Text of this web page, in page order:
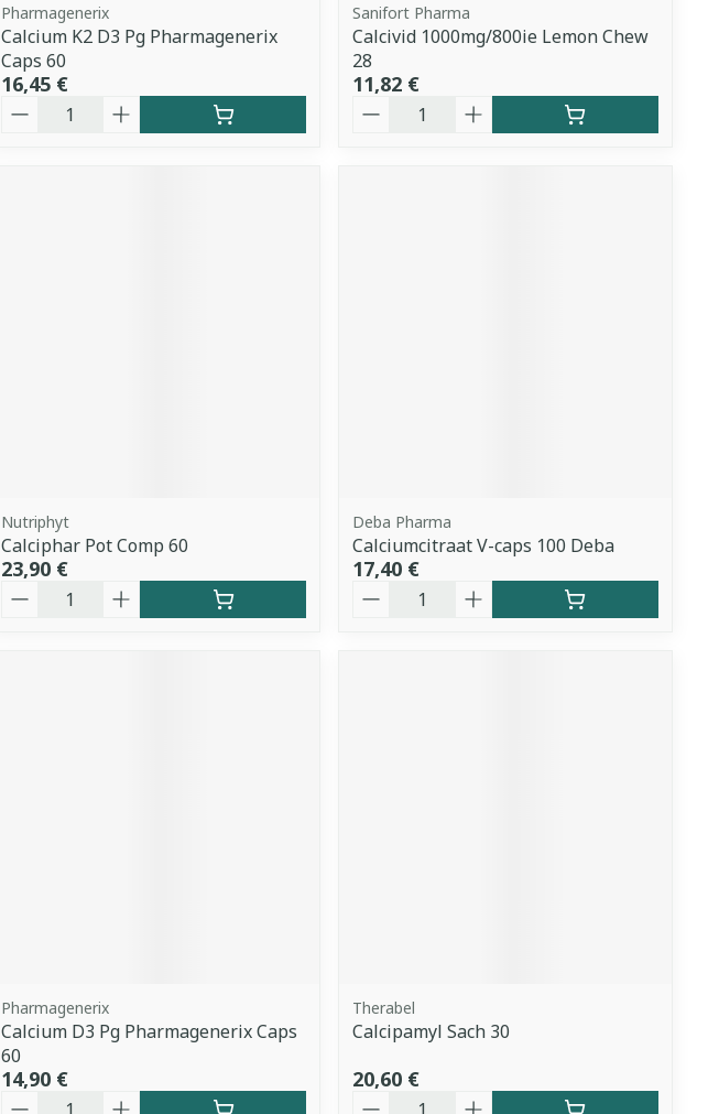
Pharmagenerix
Calcium K2 D3 Pg Pharmagenerix
Caps 60
16,45 €
Quantité
Sanifort Pharma
Calcivid 1000mg/800ie Lemon Chew
28
11,82 €
Quantité
Nutriphyt
Calciphar Pot Comp 60
23,90 €
Quantité
Deba Pharma
Calciumcitraat V-caps 100 Deba
17,40 €
Quantité
Pharmagenerix
Calcium D3 Pg Pharmagenerix Caps
60
14,90 €
Quantité
Therabel
Calcipamyl Sach 30
20,60 €
Quantité